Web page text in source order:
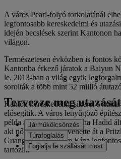
A város Pearl-folyó torkolatánál
legfontosabb kereskedelmi és
idején becslések szerint Kantonon
világon.
Természetesen évközben is fontos
Kantonba érkező járatok a Baiyun
le. 2013-ban a világ egyik
sorolták a több mint 52 millió
Kanton kereskedelmi sikerei a
elősegítik. A város lenyűgöző
példa az iraki építész, Zaha Hadid
aki nőként elsőként vehette át a
Guangdong Múzeum Kína
tartozik.
Tervezze meg utazását
Járműkölcsönzés
Túrafoglalás
Foglalja le szállását most